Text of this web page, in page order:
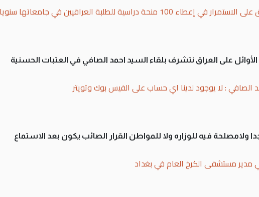
100 منحة دراسية للطلبة العراقيين في جامعاتها سنويا
الأوائل على العراق نتشرف بلقاء السيد احمد الصافي في العتبات الحسنية
الصافي : لا يوجود لدينا اي حساب على الفيس بوك وتويتر
ولامصلحة فيه للوزاره ولا للمواطن القرار الصائب يكون بعد الاستماع
مدير مستشفى الكرخ العام في بغداد